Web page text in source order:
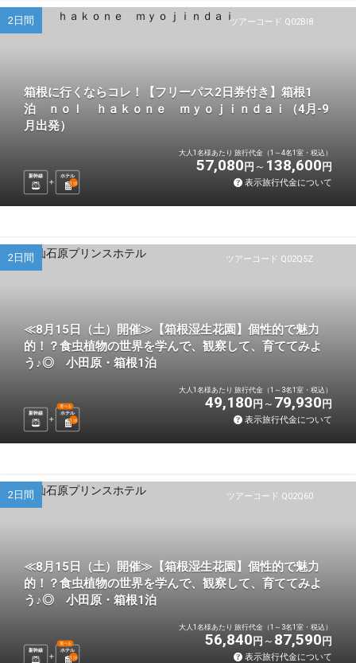
ツアーコード Q02BI8
2日間
箱根に行くならコレ！【フリーパス2日券付き】箱根1
泊 ｎｏｌ ｈａｋｏｎｅ ｍｙｏｊｉｎｄａｉ（4月-9
月出発）
新幹線
ホテル
1 泊
大人1名様あたり 旅行代金（1～4名1室・税込）
57,080 円 138,600 円
表示旅行代金について
ツアーコード Q02Q5Z
2日間
≪8月15日（土）開催≫【箱根湿生花園】個性的で魅力
的！？食虫植物の世界を学んで、観察して、育ててみよ
う♪◎ 小田原・箱根1泊
新幹線 ホテル
選べる
1 泊
大人1名様あたり 旅行代金（1～3名1室・税込）
49,180 円 79,930 円
表示旅行代金について
ツアーコード Q02Q60
2日間
≪8月15日（土）開催≫【箱根湿生花園】個性的で魅力
的！？食虫植物の世界を学んで、観察して、育ててみよ
う♪◎ 小田原・箱根1泊
新幹線 ホテル
選べる
1 泊
大人1名様あたり 旅行代金（1～3名1室・税込）
56,840 円 87,590 円
表示旅行代金について